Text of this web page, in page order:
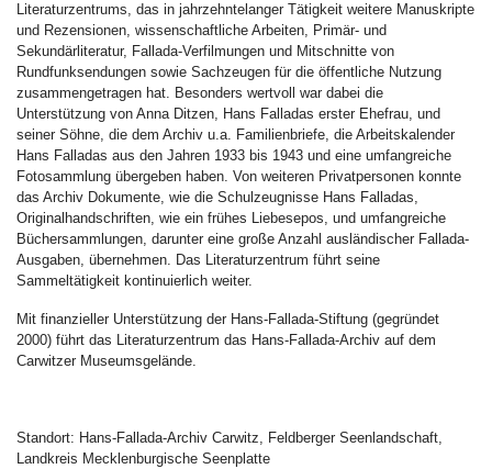
Literaturzentrums, das in jahrzehntelanger Tätigkeit weitere Manuskripte
und Rezensionen, wissenschaftliche Arbeiten, Primär- und
Sekundärliteratur, Fallada-Verfilmungen und Mitschnitte von
Rundfunksendungen sowie Sachzeugen für die öffentliche Nutzung
zusammengetragen hat. Besonders wertvoll war dabei die
Unterstützung von Anna Ditzen, Hans Falladas erster Ehefrau, und
seiner Söhne, die dem Archiv u.a. Familienbriefe, die Arbeitskalender
Hans Falladas aus den Jahren 1933 bis 1943 und eine umfangreiche
Fotosammlung übergeben haben. Von weiteren Privatpersonen konnte
das Archiv Dokumente, wie die Schulzeugnisse Hans Falladas,
Originalhandschriften, wie ein frühes Liebesepos, und umfangreiche
Büchersammlungen, darunter eine große Anzahl ausländischer Fallada-
Ausgaben, übernehmen. Das Literaturzentrum führt seine
Sammeltätigkeit kontinuierlich weiter.
Mit finanzieller Unterstützung der Hans-Fallada-Stiftung (gegründet
2000) führt das Literaturzentrum das Hans-Fallada-Archiv auf dem
Carwitzer Museumsgelände.
Standort: Hans-Fallada-Archiv Carwitz, Feldberger Seenlandschaft,
Landkreis Mecklenburgische Seenplatte